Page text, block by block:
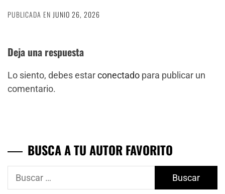
PUBLICADA EN JUNIO 26, 2026
Deja una respuesta
Lo siento, debes estarconectado para publicar un
comentario.
BUSCA A TU AUTOR FAVORITO
Buscar: